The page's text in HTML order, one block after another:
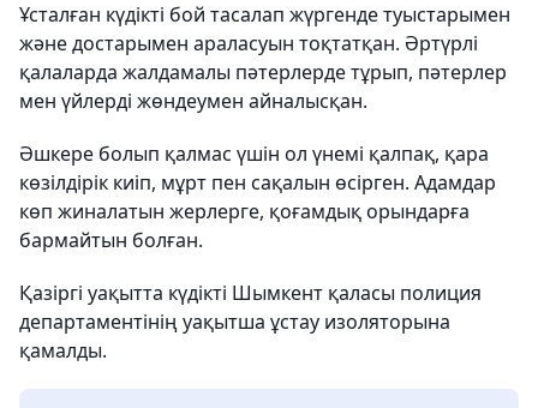
Ұсталған күдікті бой тасалап жүргенде туыстарымен
және достарымен араласуын тоқтатқан. Әртүрлі
қалаларда жалдамалы пәтерлерде тұрып, пәтерлер
мен үйлерді жөндеумен айналысқан.
Әшкере болып қалмас үшін ол үнемі қалпақ, қара
көзілдірік киіп, мұрт пен сақалын өсірген. Адамдар
көп жиналатын жерлерге, қоғамдық орындарға
бармайтын болған.
Қазіргі уақытта күдікті Шымкент қаласы полиция
департаментінің уақытша ұстау изоляторына
қамалды.